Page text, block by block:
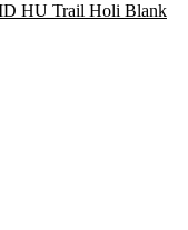
HU Trail Holi Blank